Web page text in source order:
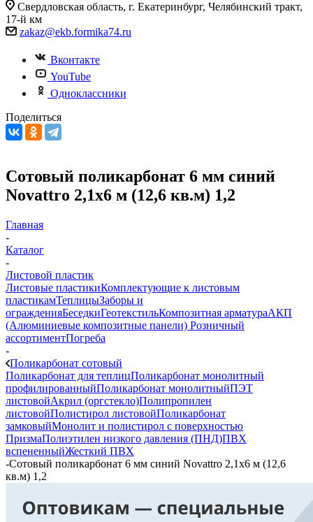
Свердловская область, г. Екатеринбург, Челябинский тракт,
17-й км
zakaz@ekb.formika74.ru
Вконтакте
YouTube
Одноклассники
Поделиться
Сотовый поликарбонат 6 мм синий
Novattro 2,1х6 м (12,6 кв.м) 1,2
Главная
-
Каталог
-
Листовой пластик
Листовые пластикиКомплектующие к листовым
пластикамТеплицыЗаборы и
огражденияБеседкиГеотекстильКомпозитная арматураАКП
(Алюминиевые композитные панели) Розничный
ассортиментПогреба
-
Поликарбонат сотовый
Поликарбонат для теплицПоликарбонат монолитный
профилированныйПоликарбонат монолитныйПЭТ
листовойАкрил (оргстекло)Полипропилен
листовойПолистирол листовойПоликарбонат
замковыйМонолит и полистирол с поверхностью
ПризмаПолиэтилен низкого давления (ПНД)ПВХ
вспененныйЖесткий ПВХ
-Сотовый поликарбонат 6 мм синий Novattro 2,1х6 м (12,6
кв.м) 1,2